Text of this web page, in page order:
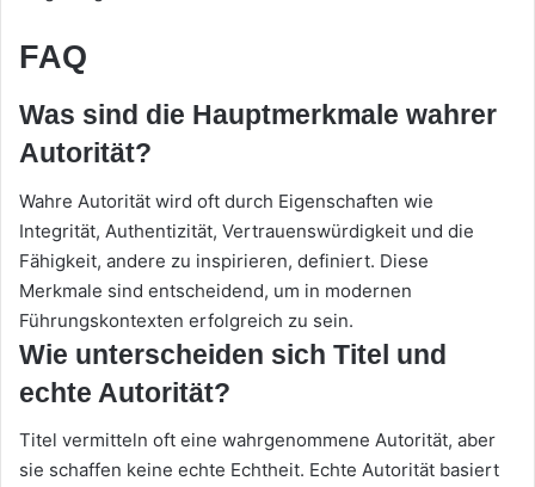
FAQ
Was sind die Hauptmerkmale wahrer
Autorität?
Wahre Autorität wird oft durch Eigenschaften wie
Integrität, Authentizität, Vertrauenswürdigkeit und die
Fähigkeit, andere zu inspirieren, definiert. Diese
Merkmale sind entscheidend, um in modernen
Führungskontexten erfolgreich zu sein.
Wie unterscheiden sich Titel und
echte Autorität?
Titel vermitteln oft eine wahrgenommene Autorität, aber
sie schaffen keine echte Echtheit. Echte Autorität basiert